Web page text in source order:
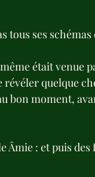
tous ses
était venue
quelque
bon moment,
: et puis des